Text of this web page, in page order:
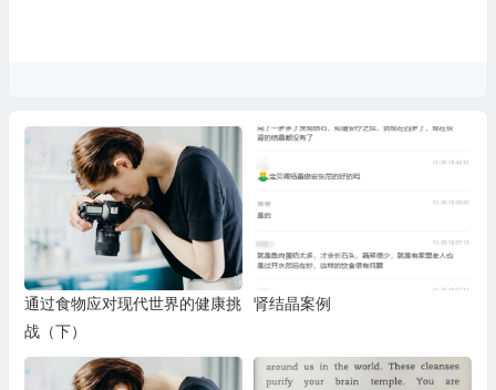
通过食物应对现代世界的健康挑
战（下）
肾结晶案例